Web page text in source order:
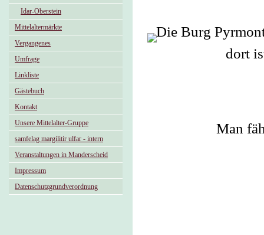
Idar-Oberstein
Mittelaltermärkte
Vergangenes
Umfrage
Linkliste
Gästebuch
Kontakt
Unsere Mittelalter-Gruppe
samfelag margilitir ulfar - intern
Veranstaltungen in Manderscheid
Impressum
Datenschutzgrundverordnung
Die Burg
dort
Man